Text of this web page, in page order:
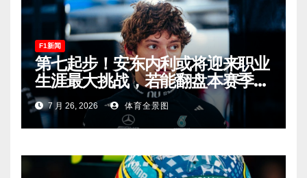
F1新闻
第七起步！安东内利或将迎来职业
生涯最大挑战，若能翻盘本赛季争
冠有望！
7 月 26, 2026 体育全景图